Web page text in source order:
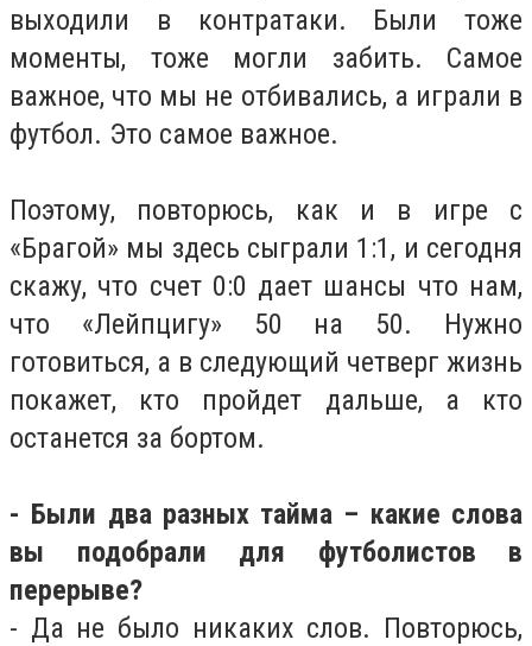
выходили в контратаки. Были тоже
моменты, тоже могли забить. Самое
важное, что мы не отбивались, а играли в
футбол. Это самое важное.
Поэтому, повторюсь, как и в игре с
«Брагой» мы здесь сыграли 1:1, и сегодня
скажу, что счет 0:0 дает шансы что нам,
что «Лейпцигу» 50 на 50. Нужно
готовиться, а в следующий четверг жизнь
покажет, кто пройдет дальше, а кто
останется за бортом.
- Были два разных тайма – какие слова
вы подобрали для футболистов в
перерыве?
- Да не было никаких слов. Повторюсь,